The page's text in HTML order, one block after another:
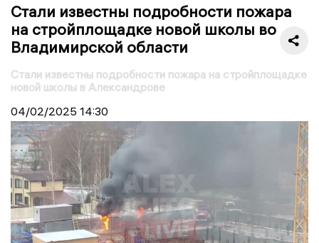
Стали известны подробности пожара
на стройплощадке новой школы во
Владимирской области
Стали известны подробности пожара на стройплощадке
новой школы в Александрове
04/02/2025 14:30